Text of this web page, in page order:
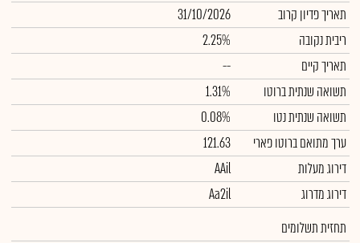
תאריך פדיון קרוב
31/10/2026
ריבית נקובה
2.25%
תאריך קיים
--
תשואה שנתית ברוטו
1.31%
תשואה שנתית נטו
0.08%
ערך מתואם ברוטו פארי
121.63
דירוג מעלות
AAil
דירוג מדרוג
Aa2il
תחזית תשלומים